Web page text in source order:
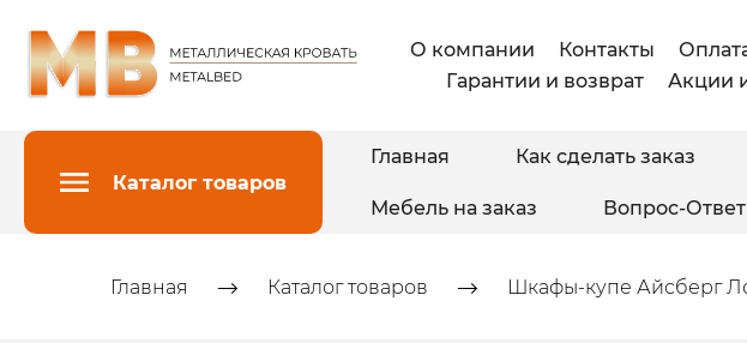
О компании Контакты
Гарантии и возврат
Акции
Каталог товаров
Главная Как сделать заказ
Мебель на заказ Вопрос-Ответ
Главная Каталог товаров Шкафы-купе Айсберг